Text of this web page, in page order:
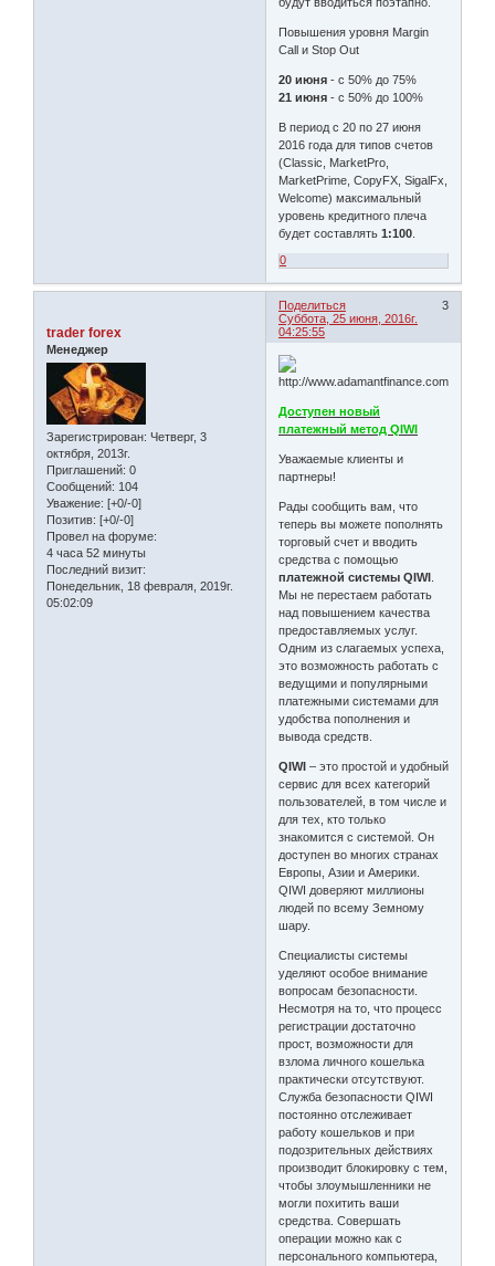
Повышения уровня Margin
Call и Stop Out
20 июня - с 50% до 75%
21 июня - с 50% до 100%
В период с 20 по 27 июня
2016 года для типов счетов
(Classic, MarketPro,
MarketPrime, CopyFX, SigalFx,
Welcome) максимальный
уровень кредитного плеча
будет составлять1:100
0
Поделиться
3
Суббота, 25 июня, 2016г.
04:25:55
trader forex
Менеджер
Зарегистрирован: Четверг, 3
октября, 2013г.
Приглашений: 0
Сообщений: 104
Уважение: [+0/-0]
Позитив: [+0/-0]
Провел на форуме:
4 часа 52 минуты
Последний визит:
Понедельник, 18 февраля, 2019г.
05:02:09
Доступен новый
платежный метод QIWI
Уважаемые клиенты и
партнеры!
Рады сообщить вам, что
теперь вы можете пополнять
торговый счет и вводить
средства с помощью
платежной системы QIWI
Мы не перестаем работать
над повышением качества
предоставляемых услуг.
Одним из слагаемых успеха,
это возможность работать с
ведущими и популярными
платежными системами для
удобства пополнения и
вывода средств.
QIWI – это простой и удобный
сервис для всех категорий
пользователей, в том числе и
для тех, кто только
знакомится с системой. Он
доступен во многих странах
Европы, Азии и Америки.
QIWI доверяют миллионы
людей по всему Земному
шару.
Специалисты системы
уделяют особое внимание
вопросам безопасности.
Несмотря на то, что процесс
регистрации достаточно
прост, возможности для
взлома личного кошелька
практически отсутствуют.
Служба безопасности QIWI
постоянно отслеживает
работу кошельков и при
подозрительных действиях
производит блокировку с тем,
чтобы злоумышленники не
могли похитить ваши
средства. Совершать
операции можно как с
персонального компьютера,